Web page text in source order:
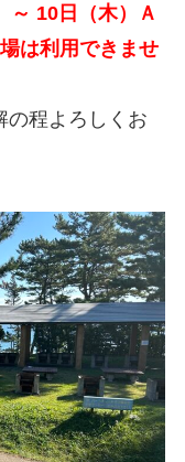
～ 10日（木）Ａ
は利用できませ
の程よろしくお